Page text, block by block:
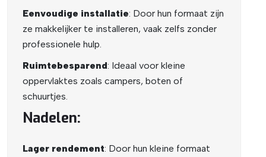
Eenvoudige installatie: Door hun formaat zijn
ze makkelijker te installeren, vaak zelfs zonder
professionele hulp.
Ruimtebesparend: Ideaal voor kleine
oppervlaktes zoals campers, boten of
schuurtjes.
Nadelen:
Lager rendement: Door hun kleine formaat